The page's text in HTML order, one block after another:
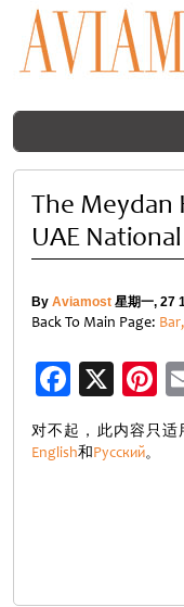
The Meydan
UAE
By Aviamost 星期一, 27
Back To Main Page:
X
对不起，此内容只适
English和Русский。